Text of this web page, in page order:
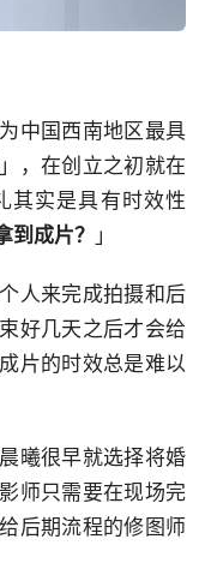
中国西南地区最具
，在创立之初就在
其实是具有时效性
到成片？ 」
人来完成拍摄和后
好几天之后才会给
片的时效总是难以
曦很早就选择将婚
师只需要在现场完
后期流程的修图师